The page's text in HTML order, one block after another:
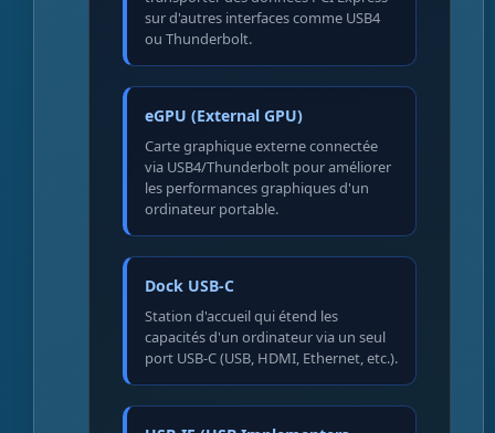
sur d'autres interfaces comme USB4
ou Thunderbolt.
eGPU (External GPU)
Carte graphique externe connectée
via USB4/Thunderbolt pour améliorer
les performances graphiques d'un
ordinateur portable.
Dock USB-C
Station d'accueil qui étend les
capacités d'un ordinateur via un seul
port USB-C (USB, HDMI, Ethernet, etc.).